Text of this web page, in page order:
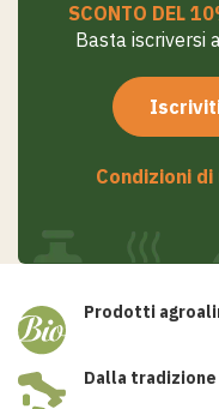
SCONTO DEL
Basta iscriversi
Condizioni
Prodotti
Dalla